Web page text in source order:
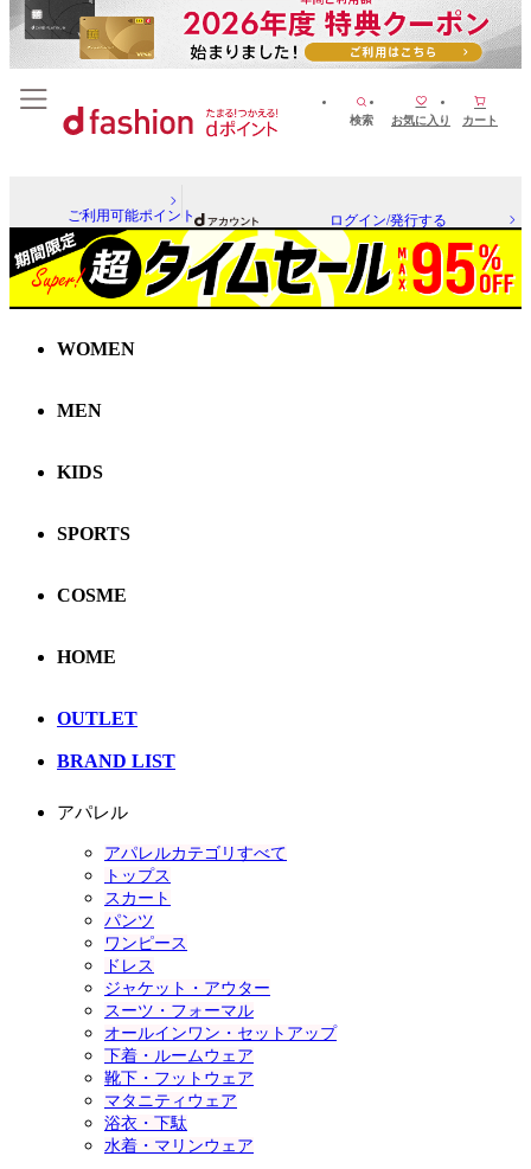
検索 お気に入り カート
ご利用可能ポイント ログイン/発行する
WOMEN
MEN
KIDS
SPORTS
COSME
HOME
OUTLET
BRAND LIST
アパレル
アパレルカテゴリすべて
トップス
スカート
パンツ
ワンピース
ドレス
ジャケット・アウター
スーツ・フォーマル
オールインワン・セットアップ
下着・ルームウェア
靴下・フットウェア
マタニティウェア
浴衣・下駄
水着・マリンウェア